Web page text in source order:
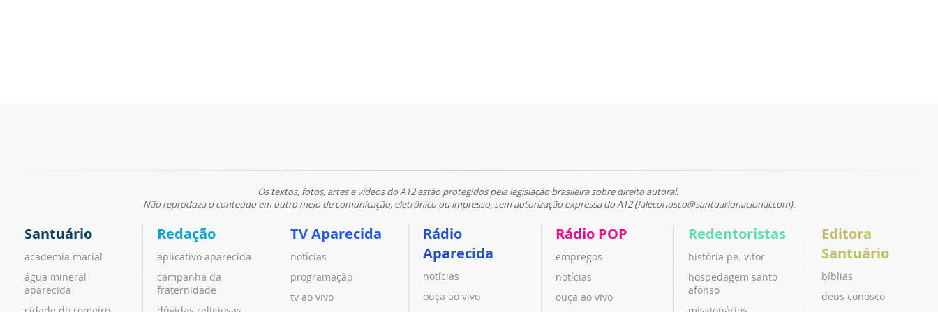
Os textos, fotos, artes e vídeos do A12 estão protegidos pela legislação brasileira sobre direito autoral.
Não reproduza o conteúdo em outro meio de comunicação, eletrônico ou impresso, sem autorização expressa do A12 (faleconosco@santuarionacional.com).
Santuário
academia marial
água mineral
aparecida
Redação
aplicativo aparecida
campanha da
fraternidade
TV Aparecida
notícias
programação
tv ao vivo
Rádio
Aparecida
notícias
ouça ao vivo
Rádio POP
empregos
notícias
ouça ao vivo
Redentoristas
história pe. vitor
hospedagem santo
afonso
Editora
Santuário
bíblias
deus conosco